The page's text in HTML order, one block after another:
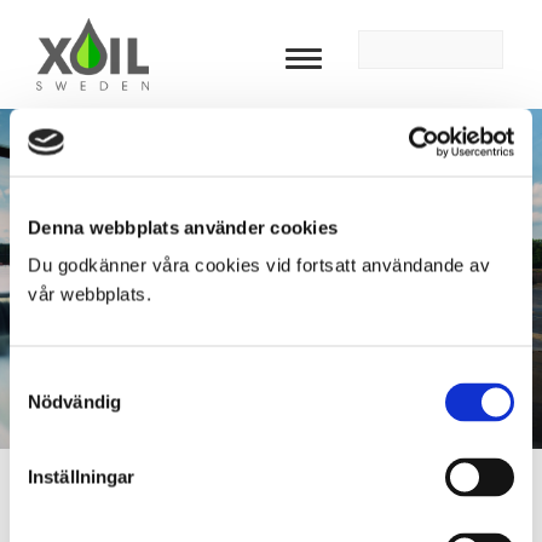
Denna webbplats använder cookies
Du godkänner våra cookies vid fortsatt användande av
vår webbplats.
Nödvändig
Inställningar
Toggle